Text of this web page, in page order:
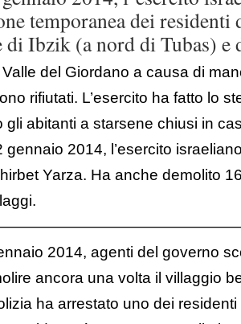
temporanea dei
di Ibzik (a nord di Tubas)
del Giordano a causa di
rifiutati. L’esercito ha fatto lo
gli abitanti a starsene chiusi in
gennaio 2014, l’esercito
Yarza. Ha anche demolito
2014, agenti del governo
ancora una volta il villaggio
ha arrestato uno dei